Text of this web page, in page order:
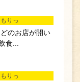
りっ
のお店が開い
食...
りっ